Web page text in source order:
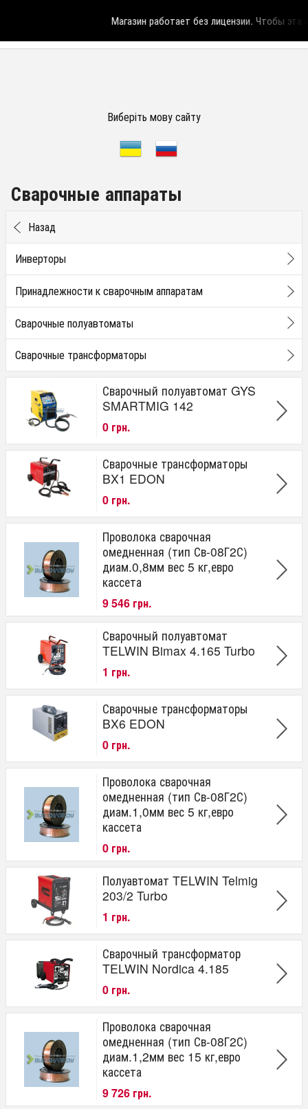
Магазин работает без лицензии.Чтобы эта
Виберіть мову сайту
Сварочные аппараты
Назад
Инверторы
Принадлежности к сварочным аппаратам
Сварочные полуавтоматы
Сварочные трансформаторы
Сварочный полуавтомат GYS
SMARTMIG 142
0 грн.
Сварочные трансформаторы
BX1 EDON
0 грн.
Проволока сварочная
омедненная (тип Св-08Г2С)
диам.0,8мм вес 5 кг,евро
кассета
9 546 грн.
Сварочный полуавтомат
TELWIN Bimax 4.165 Turbo
1 грн.
Сварочные трансформаторы
BX6 EDON
0 грн.
Проволока сварочная
омедненная (тип Св-08Г2С)
диам.1,0мм вес 5 кг,евро
кассета
0 грн.
Полуавтомат TELWIN Telmig
203/2 Turbo
1 грн.
Сварочный трансформатор
TELWIN Nordica 4.185
0 грн.
Проволока сварочная
омедненная (тип Св-08Г2С)
диам.1,2мм вес 15 кг,евро
кассета
9 726 грн.